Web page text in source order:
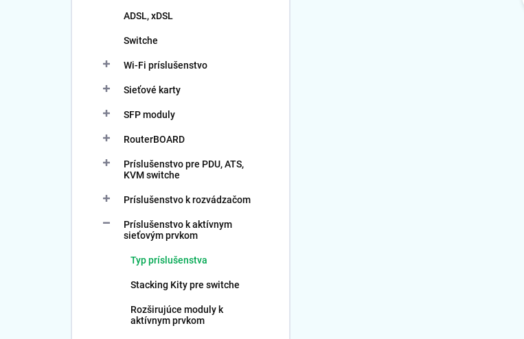
ADSL, xDSL
Switche
Wi-Fi príslušenstvo
Sieťové karty
SFP moduly
RouterBOARD
Príslušenstvo pre PDU, ATS,
KVM switche
Príslušenstvo k rozvádzačom
Príslušenstvo k aktívnym
sieťovým prvkom
Typ príslušenstva
Stacking Kity pre switche
Rozširujúce moduly k
aktívnym prvkom